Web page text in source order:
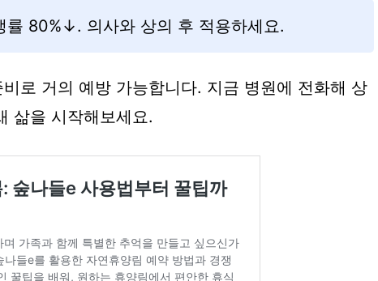
률 80%↓. 의사와 상의 후 적용하세요.
로 거의 예방 가능합니다. 지금 병원에 전화해 상
삶을 시작해보세요.